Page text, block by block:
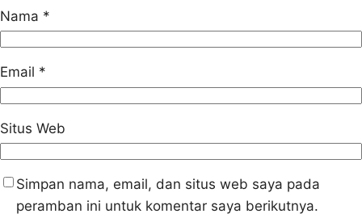
Nama *
Email *
Situs Web
Simpan nama, email, dan situs web saya pada
peramban ini untuk komentar saya berikutnya.